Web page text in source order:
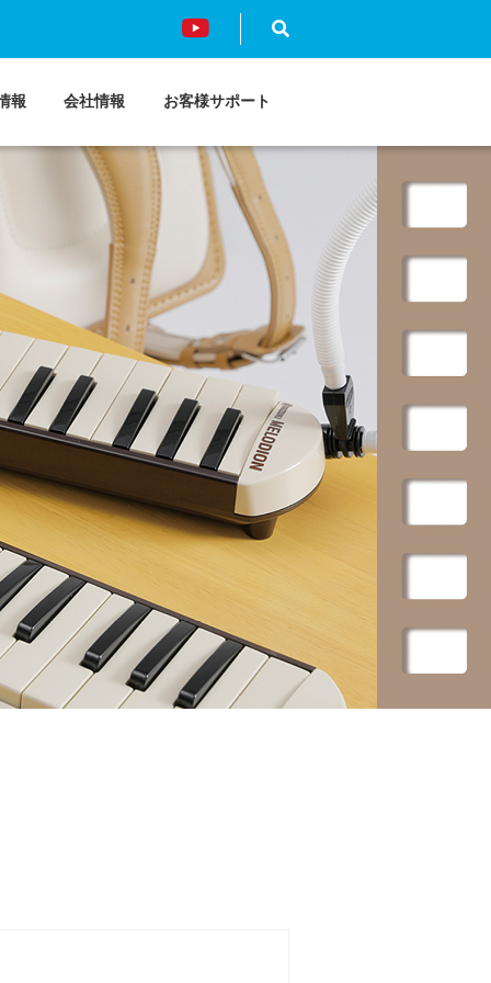
報 会社情報 お客様サポート